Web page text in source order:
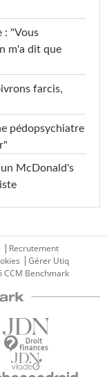
: "Vous
m'a dit que
farcis,
pédopsychiatre
McDonald's
Recrutement
Gérer Utiq
CCM Benchmark